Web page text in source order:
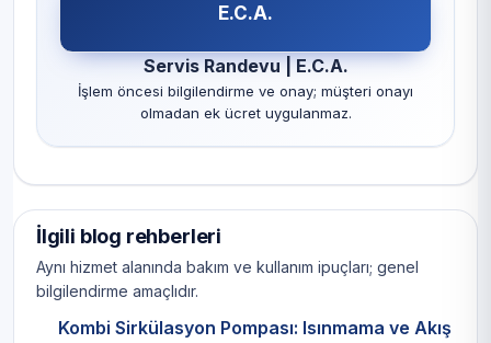
E.C.A.
Servis Randevu | E.C.A.
İşlem öncesi bilgilendirme ve onay; müşteri onayı
olmadan ek ücret uygulanmaz.
İlgili blog rehberleri
Aynı hizmet alanında bakım ve kullanım ipuçları; genel
bilgilendirme amaçlıdır.
Kombi Sirkülasyon Pompası: Isınmama ve Akış